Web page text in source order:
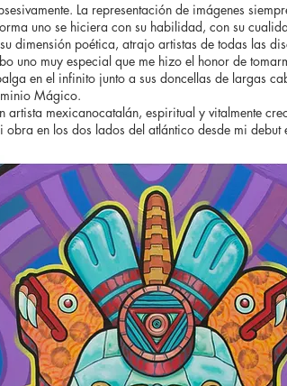
La representación de imágenes
uno se hiciera con su habilidad, con su
dimensión poética, atrajo artistas de todas las
uno muy especial que me hizo el honor de
en el infinito junto a sus doncellas de largas
Mágico.
artista mexicanocatalán, espiritual y vitalmente
en los dos lados del atlántico desde mi debut